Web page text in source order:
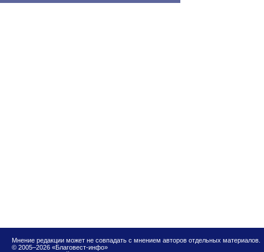
Мнение редакции может не совпадать с мнением авторов отдельных материалов.
© 2005–2026 «Благовест-инфо»